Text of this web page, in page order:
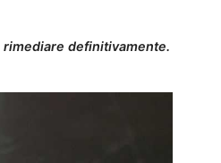
rimediare definitivamente.